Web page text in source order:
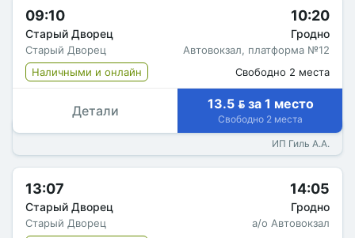
09:10
Старый Дворец
Старый Дворец
10:20
Гродно
Автовокзал, платформа №12
Наличными и онлайн
Свободно 2 места
Детали 13.5  за 1 место
Свободно 2 места
ИП Гиль А.А.
13:07
Старый Дворец
Старый Дворец
14:05
Гродно
а/о Автовокзал